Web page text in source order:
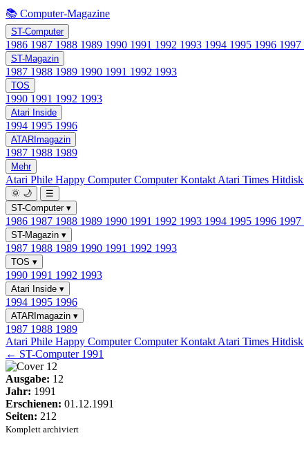
📚 Computer-Magazine
ST-Computer
1986 1987 1988 1989 1990 1991 1992 1993 1994 1995 1996 1997
ST-Magazin
1987 1988 1989 1990 1991 1992 1993
TOS
1990 1991 1992 1993
Atari Inside
1994 1995 1996
ATARImagazin
1987 1988 1989
Mehr
Atari Phile Happy ComputerComputer Kontakt Atari Times Hitdisk
🌞 🌙
☰
ST-Computer ▾
1986 1987 1988 1989 1990 1991 1992 1993 1994 1995 1996 1997
ST-Magazin ▾
1987 1988 1989 1990 1991 1992 1993
TOS ▾
1990 1991 1992 1993
Atari Inside ▾
1994 1995 1996
ATARImagazin ▾
1987 1988 1989
Atari Phile Happy ComputerComputer Kontakt Atari Times Hitdisk
← ST-Computer 1991
Ausgabe: 12
Jahr: 1991
Erschienen: 01.12.1991
Seiten: 212
Komplett archiviert